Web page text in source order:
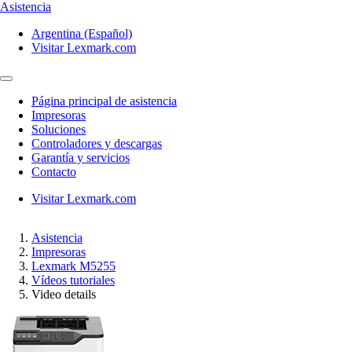
Asistencia
Argentina (Español)
Visitar Lexmark.com
Página principal de asistencia
Impresoras
Soluciones
Controladores y descargas
Garantía y servicios
Contacto
Visitar Lexmark.com
Asistencia
Impresoras
Lexmark M5255
Vídeos tutoriales
Video details